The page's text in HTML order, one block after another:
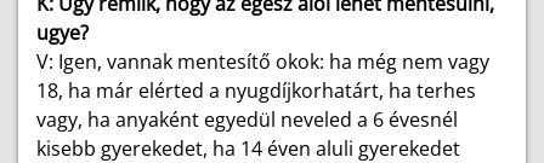
ugye?
V: Igen, vannak mentesítő okok: ha még nem vagy
18, ha már elérted a nyugdíjkorhatárt, ha terhes
vagy, ha anyaként egyedül neveled a 6 évesnél
kisebb gyerekedet, ha 14 éven aluli gyerekedet